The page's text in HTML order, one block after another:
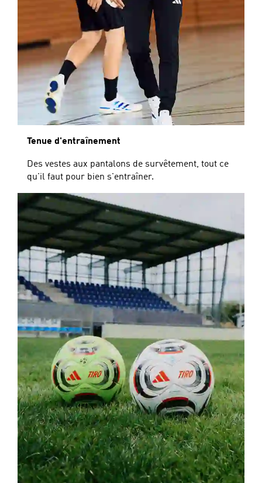
Tenue d'entraînement
Des vestes aux pantalons de survêtement, tout ce
qu'il faut pour bien s'entraîner.